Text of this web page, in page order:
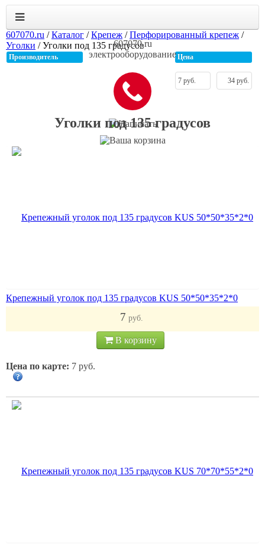
607070.ru
электрооборудование
607070.ru /Каталог /Крепеж /Перфорированный крепеж /
Уголки /Уголки под 135 градусов
Производитель Цена
Уголки под 135 градусов
Крепежный уголок под 135 градусов KUS 50*50*35*2*0
7 руб.
В корзину
Цена по карте: 7 руб.